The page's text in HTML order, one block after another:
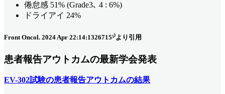
倦怠感 51% (Grade3､ 4 : 6%)
ドライアイ 24%
Front Oncol. 2024 Apr 22:14:1326715⁵⁾より引用
患者報告アウトカムの最新学会発表
EV-302試験の患者報告アウトカムの結果